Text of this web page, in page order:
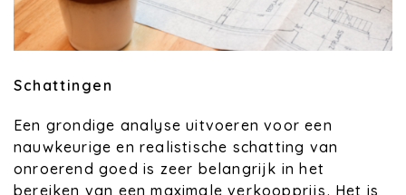
Schattingen
Een grondige analyse uitvoeren voor een
nauwkeurige en realistische schatting van
onroerend goed is zeer belangrijk in het
bereiken van een maximale verkoopprijs. Het is